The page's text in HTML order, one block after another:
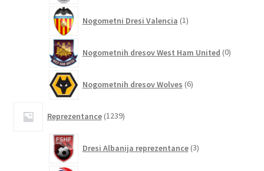
Nogometni Dresi Valencia 1izdelek
Nogometnih dresov West Ham United 0izdelkov
Nogometnih dresov Wolves 6izdelkov
Reprezentance 1239izdelkov
Dresi Albanija reprezentance 3izdelki